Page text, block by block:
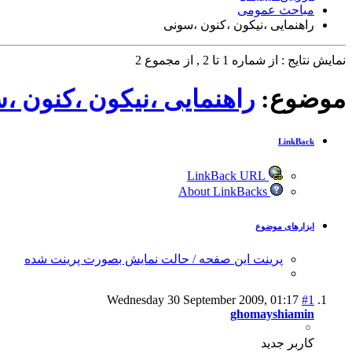
مباحث عمومی
راهنمایی ،نیکون ،کنون ،سونی
نمایش نتایج : از شماره 1 تا 2 , از مجموع 2
موضوع: راهنمایی ،نیکون ،کنون
LinkBack
ابزارهای موضوع
پرینت این صفحه / حالت نمایش بصورت پرینت شده
Wednesday 30 September 2009, 01:17 #1
ghomayshiamin
كاربر جديد